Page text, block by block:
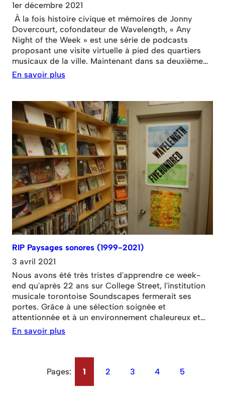
1er décembre 2021
À la fois histoire civique et mémoires de Jonny
Dovercourt, cofondateur de Wavelength, « Any
Night of the Week » est une série de podcasts
proposant une visite virtuelle à pied des quartiers
musicaux de la ville. Maintenant dans sa deuxième
saison, accrochez vos écouteurs et partez en balade
avec de nouveaux épisodes couvrant Scarborough,
est disponible sur S
En savoir plus
RIP Paysages sonores (1999-2021)
3 avril 2021
Nous avons été très tristes d'apprendre ce week-
end qu'après 22 ans sur College Street, l'institution
musicale torontoise Soundscapes fermerait ses
portes. Grâce à une sélection soignée et
attentionnée et à un environnement chaleureux et
propice à la découverte, Soundscapes est une
véritable institution locale qui a eu un impact majeur
En savoir plus
Pages: 1 2 3 4 5